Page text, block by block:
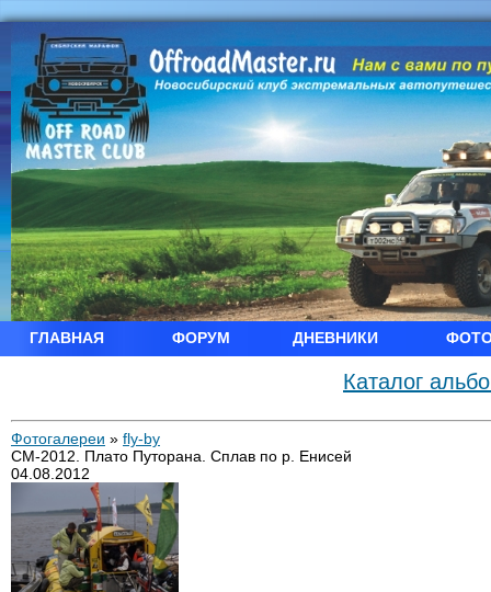
ГЛАВНАЯ ФОРУМ ДНЕВНИКИ
Каталог
Фотогалереи » fly-by
СМ-2012. Плато Путорана. Сплав по р. Енисей
04.08.2012